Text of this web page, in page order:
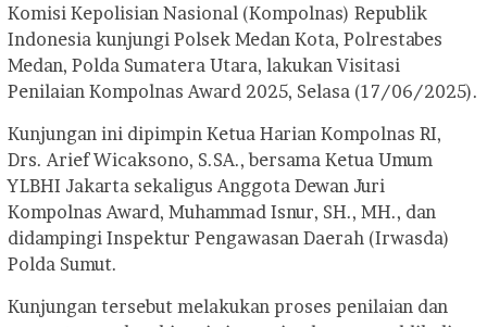
Komisi Kepolisian Nasional (Kompolnas) Republik
Indonesia kunjungi Polsek Medan Kota, Polrestabes
Medan, Polda Sumatera Utara, lakukan Visitasi
Penilaian Kompolnas Award 2025, Selasa (17/06/2025).
Kunjungan ini dipimpin Ketua Harian Kompolnas RI,
Drs. Arief Wicaksono, S.SA., bersama Ketua Umum
YLBHI Jakarta sekaligus Anggota Dewan Juri
Kompolnas Award, Muhammad Isnur, SH., MH., dan
didampingi Inspektur Pengawasan Daerah (Irwasda)
Polda Sumut.
Kunjungan tersebut melakukan proses penilaian dan